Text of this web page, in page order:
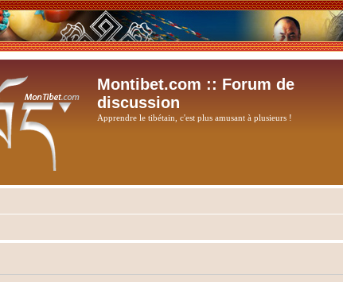
Montibet.com :: Forum de
discussion
Apprendre le tibétain, c'est plus amusant à plusieurs !